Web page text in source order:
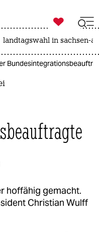

taz zahl ich
landtagswahl in sachsen-
hoffähig gemacht.
Christian Wulff